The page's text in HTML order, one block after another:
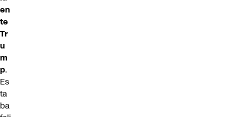
en
te
Tr
u
m
p.
Es
ta
ba